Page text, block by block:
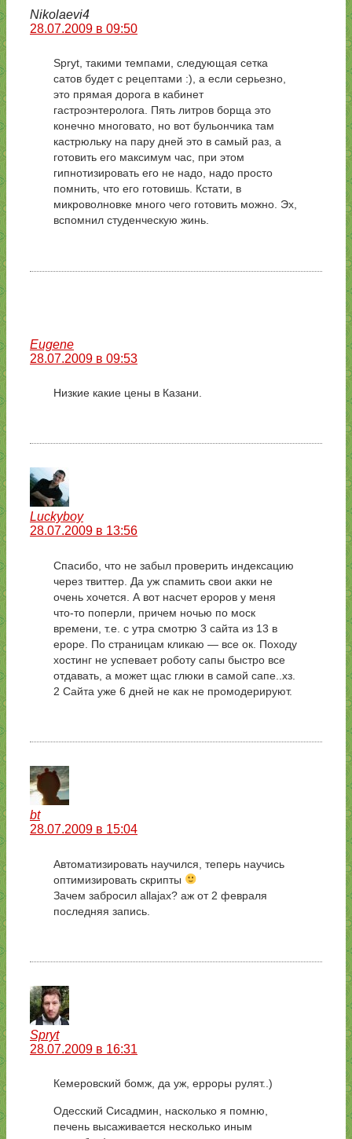
Nikolaevi4
28.07.2009 в 09:50
Spryt, такими темпами, следующая сетка
сатов будет с рецептами :), а если серьезно,
это прямая дорога в кабинет
гастроэнтеролога. Пять литров борща это
конечно многовато, но вот бульончика там
кастрюльку на пару дней это в самый раз, а
готовить его максимум час, при этом
гипнотизировать его не надо, надо просто
помнить, что его готовишь. Кстати, в
микроволновке много чего готовить можно. Эх,
вспомнил студенческую жинь.
Eugene
28.07.2009 в 09:53
Низкие какие цены в Казани.
Luckyboy
28.07.2009 в 13:56
Спасибо, что не забыл проверить индексацию
через твиттер. Да уж спамить свои акки не
очень хочется. А вот насчет ероров у меня
что-то поперли, причем ночью по моск
времени, т.е. с утра смотрю 3 сайта из 13 в
ероре. По страницам кликаю — все ок. Походу
хостинг не успевает роботу сапы быстро все
отдавать, а может щас глюки в самой сапе..хз.
2 Сайта уже 6 дней не как не промодерируют.
bt
28.07.2009 в 15:04
Автоматизировать научился, теперь научись
оптимизировать скрипты
Зачем забросил allajax? аж от 2 февраля
последняя запись.
Spryt
28.07.2009 в 16:31
Кемеровский бомж, да уж, ерроры рулят..)
Одесский Сисадмин, насколько я помню,
печень высаживается несколько иным